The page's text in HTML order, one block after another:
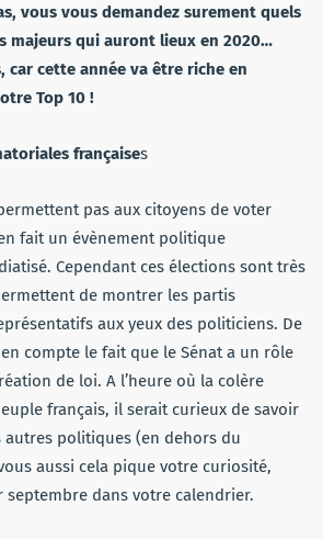
vous vous demandez surement quels
majeurs qui auront lieux en 2020…
car cette année va être riche en
Top 10 !
françaises
pas aux citoyens de voter
fait un évènement politique
Cependant ces élections sont très
de montrer les partis
aux yeux des politiciens. De
compte le fait que le Sénat a un rôle
de loi. A l’heure où la colère
français, il serait curieux de savoir
autres politiques (en dehors du
aussi cela pique votre curiosité,
dans votre calendrier.